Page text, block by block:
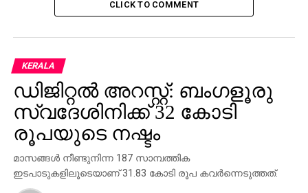
CLICK TO COMMENT
KERALA
ഡിജിറ്റല്‍ അറസ്റ്റ്: ബംഗളൂരു
സ്വദേശിനിക്ക് 32 കോടി
രൂപയുടെ നഷ്ടം
മാസങ്ങള്‍ നീണ്ടുനിന്ന 187 സാമ്പത്തിക
ഇടപാടുകളിലൂടെയാണ് 31.83 കോടി രൂപ കവര്‍ന്നെടുത്തത്.